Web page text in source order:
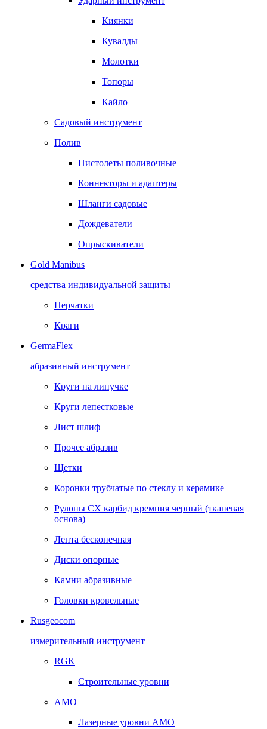
Киянки
Кувалды
Молотки
Топоры
Кайло
Садовый инструмент
Полив
Пистолеты поливочные
Коннекторы и адаптеры
Шланги садовые
Дождеватели
Опрыскиватели
Gold Manibus
средства индивидуальной защиты
Перчатки
Краги
GermaFlex
абразивный инструмент
Круги на липучке
Круги лепестковые
Лист шлиф
Прочее абразив
Щетки
Коронки трубчатые по стеклу и керамике
Рулоны CX карбид кремния черный (тканевая
основа)
Лента бесконечная
Диски опорные
Камни абразивные
Головки кровельные
Rusgeocom
измерительный инструмент
RGK
Строительные уровни
AMO
Лазерные уровни AMO